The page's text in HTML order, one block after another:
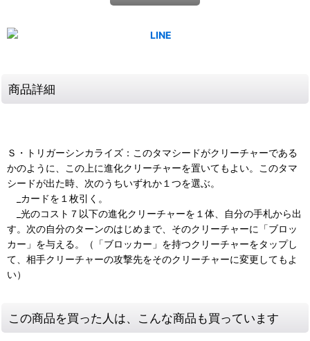
商品詳細
Ｓ・トリガーシンカライズ：このタマシードがクリーチャーである
かのように、この上に進化クリーチャーを置いてもよい。このタマ
シードが出た時、次のうちいずれか１つを選ぶ。
_カードを１枚引く。
_光のコスト７以下の進化クリーチャーを１体、自分の手札から出
す。次の自分のターンのはじめまで、そのクリーチャーに「ブロッ
カー」を与える。（「ブロッカー」を持つクリーチャーをタップし
て、相手クリーチャーの攻撃先をそのクリーチャーに変更してもよ
い）
この商品を買った人は、こんな商品も買っています